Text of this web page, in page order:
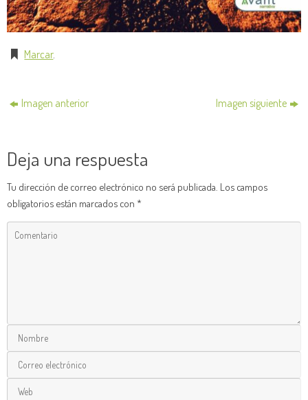
Marcar.
Imagen anterior Imagen siguiente
Deja una respuesta
Tu dirección de correo electrónico no será publicada. Los campos
obligatorios están marcados con *